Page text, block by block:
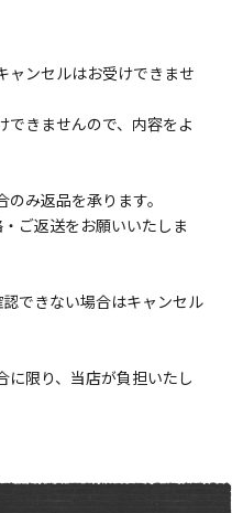
ャンセルはお受けできませ
できませんので、内容をよ
み返品を承ります。
ご返送をお願いいたしま
できない場合はキャンセル
に限り、当店が負担いたし